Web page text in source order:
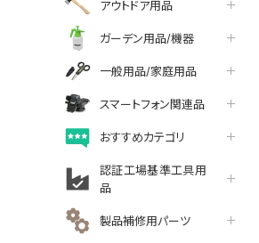
アウトドア用品
ガーデン用品/機器
一般用品/家庭用品
スマートフォン関連品
おすすめカテゴリ
認証工場基準工具用
品
製品補修用パーツ